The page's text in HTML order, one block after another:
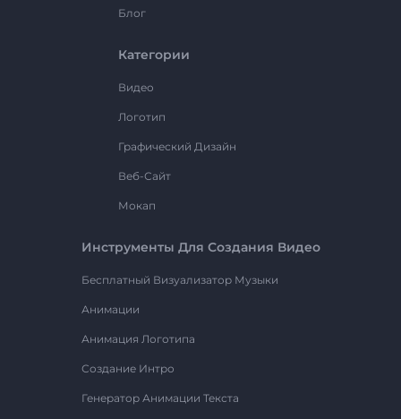
Блог
Категории
Видео
Логотип
Графический Дизайн
Веб-Сайт
Мокап
Инструменты Для Создания Видео
Бесплатный Визуализатор Музыки
Анимации
Анимация Логотипа
Создание Интро
Генератор Анимации Текста